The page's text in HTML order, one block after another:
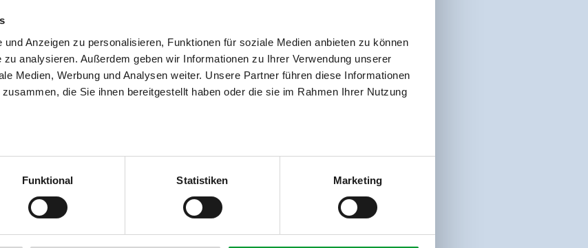
Anzeigen zu personalisieren, Funktionen für soziale Medien anbieten zu können
analysieren. Außerdem geben wir Informationen zu Ihrer Verwendung unserer
Medien, Werbung und Analysen weiter. Unsere Partner führen diese Informationen
die Sie ihnen bereitgestellt haben oder die sie im Rahmen Ihrer Nutzung
& Co KG
Funktional Statistiken Marketing